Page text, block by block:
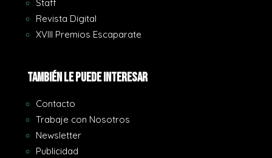
Staff
Revista Digital
XVIII Premios Escaparate
También le puede interesar
Contacto
Trabaje con Nosotros
Newsletter
Publicidad